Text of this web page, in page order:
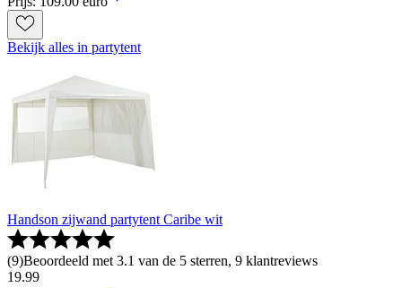
Bekijk alles in partytent
Handson zijwand partytent Caribe wit
(9)Beoordeeld met 3.1 van de 5 sterren, 9 klantreviews
19.99